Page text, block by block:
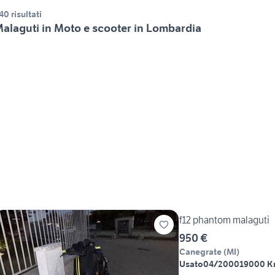
risultati
in Moto e scooter in Lombardia
f12 phantom malaguti
950 €
Canegrate (MI)
Usato04/200019000